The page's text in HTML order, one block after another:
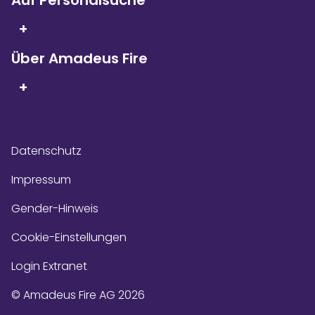
+
Über Amadeus Fire
+
© Amadeus Fire AG 2026
Datenschutz
Impressum
Gender-Hinweis
Cookie-Einstellungen
Login Extranet